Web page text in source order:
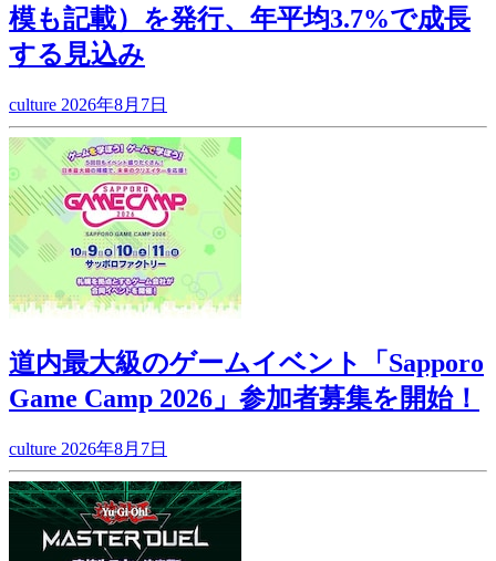
模も記載）を発行、年平均3.7%で成長
する見込み
culture 2026年8月7日
道内最大級のゲームイベント「Sapporo
Game Camp 2026」参加者募集を開始！
culture 2026年8月7日